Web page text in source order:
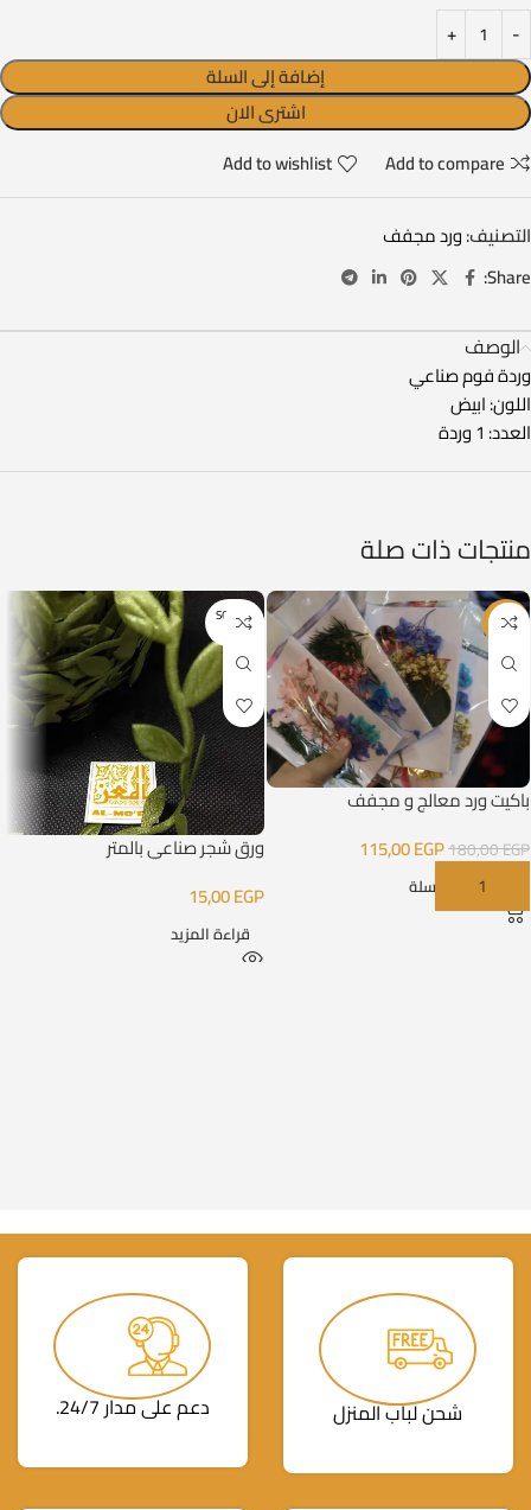
إضافة إلى السلة
اشترى الان
Add to compare
Add to wishlist
التصنيف:ورد مجفف
Share:
الوصف
وردة فوم صناعي
اللون: ابيض
العدد: 1 وردة
منتجات ذات صلة
-36%
باكيت ورد معالج و مجفف
180,00EGP
115,00EGP
إضافة إلى السلة
SOLD O
UT
ورق شجر صناعي بالمتر
15,00EGP
قراءة المزيد
شحن لباب المنزل دعم على مدار 24/7.